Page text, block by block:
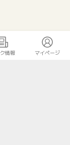
情報 マイページ